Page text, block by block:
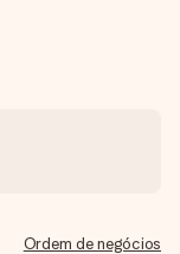
Ordem de negócios